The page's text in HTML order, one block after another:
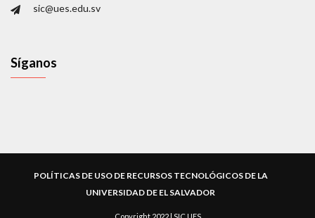
sic@ues.edu.sv
Síganos
POLÍTICAS DE USO DE RECURSOS TECNOLÓGICOS DE LA
UNIVERSIDAD DE EL SALVADOR